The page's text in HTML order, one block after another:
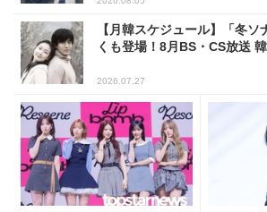
【月韓スケジュール】「冬
くも登場！8月BS・CS放送
2026.07.27